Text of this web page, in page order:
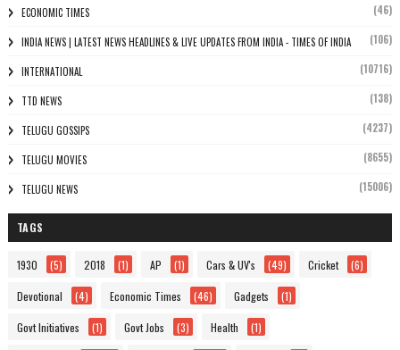
ECONOMIC TIMES (46)
INDIA NEWS | LATEST NEWS HEADLINES & LIVE UPDATES FROM INDIA - TIMES OF INDIA (106)
INTERNATIONAL (10716)
TTD NEWS (138)
TELUGU GOSSIPS (4237)
TELUGU MOVIES (8655)
TELUGU NEWS (15006)
TAGS
1930 (5) 2018 (1) AP (1) Cars & UV's (49) Cricket (6)
Devotional (4) Economic Times (46) Gadgets (1)
Govt Initiatives (1) Govt Jobs (3) Health (1)